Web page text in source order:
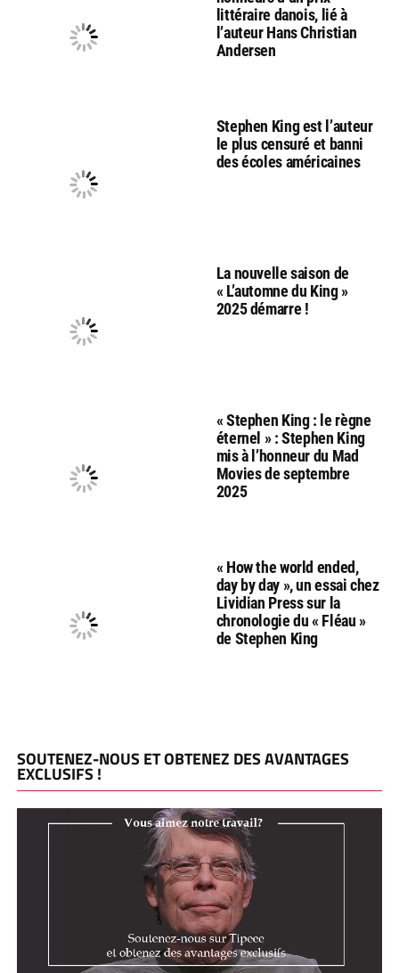
littéraire danois, lié à
l’auteur Hans Christian
Andersen
Stephen King est l’auteur
le plus censuré et banni
des écoles américaines
La nouvelle saison de
« L’automne du King »
2025 démarre !
« Stephen King : le règne
éternel » : Stephen King
mis à l’honneur du Mad
Movies de septembre
2025
« How the world ended,
day by day », un essai chez
Lividian Press sur la
chronologie du « Fléau »
de Stephen King
SOUTENEZ-NOUS ET OBTENEZ DES AVANTAGES
EXCLUSIFS !